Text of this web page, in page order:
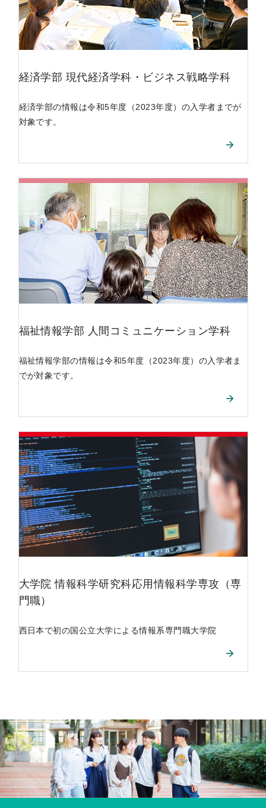
経済学部 現代経済学科 ・ ビジネス戦略学科
経済学部の情報は令和5年度（2023年度）の入学者までが
対象です。
福祉情報学部 人間コミュニケーション学科
福祉情報学部の情報は令和5年度（2023年度）の入学者ま
でが対象です。
大学院 情報科学研究科応用情報科学専攻（専
門職）
西日本で初の国公立大学による情報系専門職大学院